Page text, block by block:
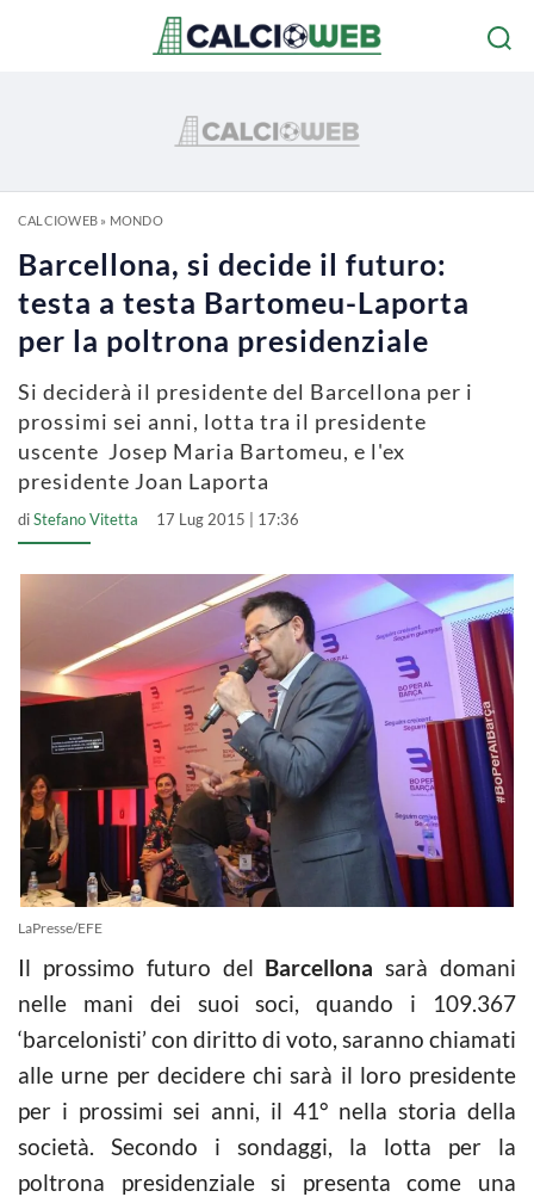
CALCIOWEB» MONDO
Barcellona, si decide il futuro:
testa a testa Bartomeu-Laporta
per la poltrona presidenziale
Si deciderà il presidente del Barcellona per i
prossimi sei anni, lotta tra il presidente
uscente Josep Maria Bartomeu, e l'ex
presidente Joan Laporta
diStefano Vitetta 17 Lug 2015 | 17:36
LaPresse/EFE
Il prossimo futuro del Barcellona sarà domani
nelle mani dei suoi soci, quando i 109.367
‘barcelonisti’ con diritto di voto, saranno chiamati
alle urne per decidere chi sarà il loro presidente
per i prossimi sei anni, il 41° nella storia della
società. Secondo i sondaggi, la lotta per la
poltrona presidenziale si presenta come una